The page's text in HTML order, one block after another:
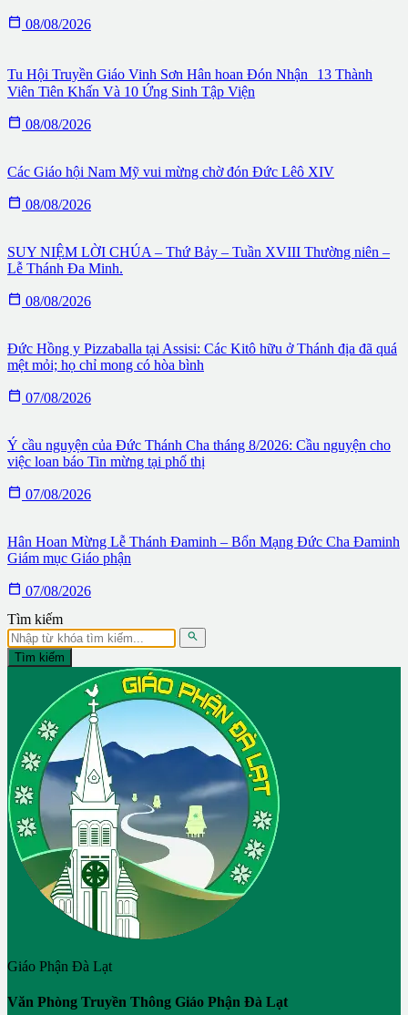
 08/08/2026
Tu Hội Truyền Giáo Vinh Sơn Hân hoan Đón Nhận 13 Thành
Viên Tiên Khấn Và 10 Ứng Sinh Tập Viện
 08/08/2026
Các Giáo hội Nam Mỹ vui mừng chờ đón Đức Lêô XIV
 08/08/2026
SUY NIỆM LỜI CHÚA – Thứ Bảy – Tuần XVIII Thường niên –
Lễ Thánh Đa Minh.
 08/08/2026
Đức Hồng y Pizzaballa tại Assisi: Các Kitô hữu ở Thánh địa đã quá
mệt mỏi; họ chỉ mong có hòa bình
 07/08/2026
Ý cầu nguyện của Đức Thánh Cha tháng 8/2026: Cầu nguyện cho
việc loan báo Tin mừng tại phố thị
 07/08/2026
Hân Hoan Mừng Lễ Thánh Đaminh – Bổn Mạng Đức Cha Đaminh
Giám mục Giáo phận
 07/08/2026
Tìm kiếm

Tìm kiếm
Giáo Phận Đà Lạt
Văn Phòng Truyền Thông Giáo Phận Đà Lạt